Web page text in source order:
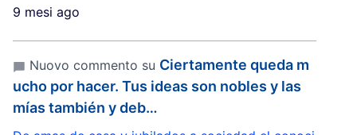
9 mesi ago
Nuovo commento su Ciertamente queda m
ucho por hacer. Tus ideas son nobles y las
mías también y deb…